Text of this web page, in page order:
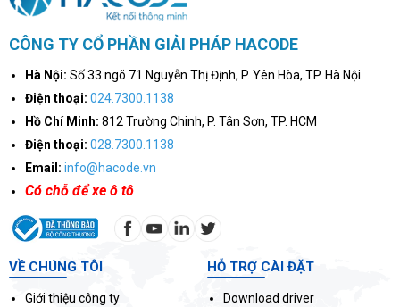
CÔNG TY CỔ PHẦN GIẢI PHÁP HACODE
Hà Nội: Số 33 ngõ 71 Nguyễn Thị Định, P. Yên Hòa, TP. Hà Nội
Điện thoại: 024.7300.1138
Hồ Chí Minh: 812 Trường Chinh, P. Tân Sơn, TP. HCM
Điện thoại: 028.7300.1138
Email: info@hacode.vn
Có chỗ để xe ô tô
VỀ CHÚNG TÔI
Giới thiệu công ty
HỖ TRỢ CÀI ĐẶT
Download driver